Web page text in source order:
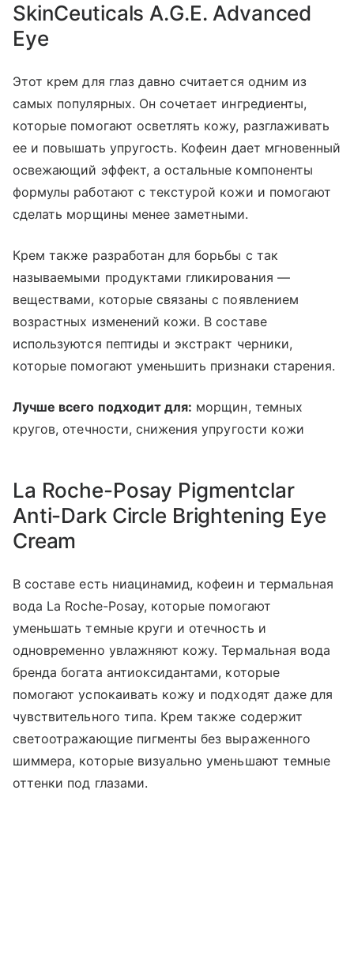
SkinCeuticals A.G.E. Advanced
Eye
Этот крем для глаз давно считается одним из
самых популярных. Он сочетает ингредиенты,
которые помогают осветлять кожу, разглаживать
ее и повышать упругость. Кофеин дает мгновенный
освежающий эффект, а остальные компоненты
формулы работают с текстурой кожи и помогают
сделать морщины менее заметными.
Крем также разработан для борьбы с так
называемыми продуктами гликирования —
веществами, которые связаны с появлением
возрастных изменений кожи. В составе
используются пептиды и экстракт черники,
которые помогают уменьшить признаки старения.
Лучше всего подходит для: морщин, темных
кругов, отечности, снижения упругости кожи
La Roche-Posay Pigmentclar
Anti-Dark Circle Brightening Eye
Cream
В составе есть ниацинамид, кофеин и термальная
вода La Roche-Posay, которые помогают
уменьшать темные круги и отечность и
одновременно увлажняют кожу. Термальная вода
бренда богата антиоксидантами, которые
помогают успокаивать кожу и подходят даже для
чувствительного типа. Крем также содержит
светоотражающие пигменты без выраженного
шиммера, которые визуально уменьшают темные
оттенки под глазами.